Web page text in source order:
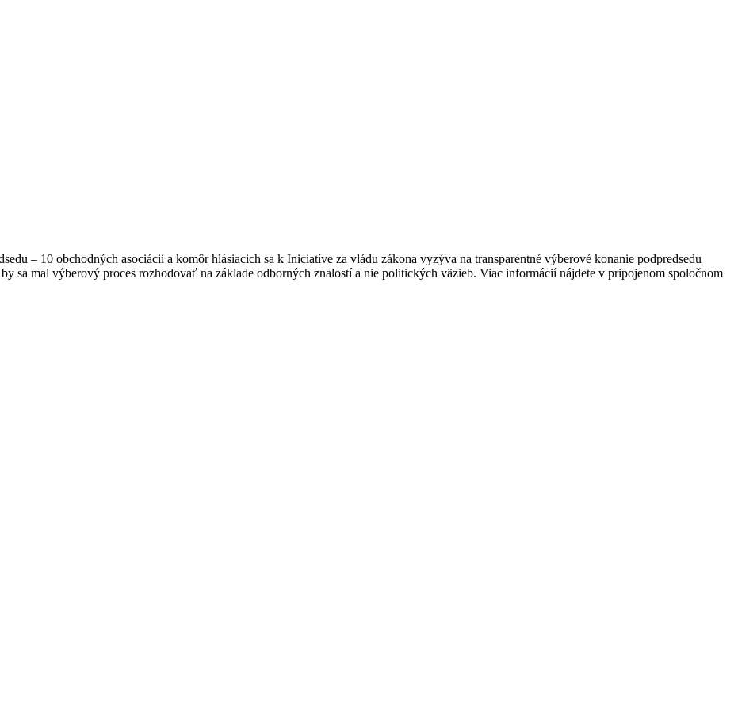
– 10 obchodných asociácií a komôr hlásiacich sa k Iniciatíve za vládu zákona vyzýva na transparentné výberové konanie podpredsedu
sa mal výberový proces rozhodovať na základe odborných znalostí a nie politických väzieb. Viac informácií nájdete v pripojenom spoločnom